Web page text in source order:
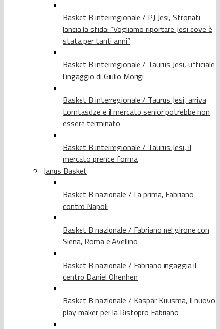
Basket B interregionale / PJ Jesi, Stronati
lancia la sfida: “Vogliamo riportare Jesi dove è
stata per tanti anni”
Basket B interregionale / Taurus Jesi, ufficiale
l’ingaggio di Giulio Morigi
Basket B interregionale / Taurus Jesi, arriva
Lomtasdze e il mercato senior potrebbe non
essere terminato
Basket B interregionale / Taurus Jesi, il
mercato prende forma
Janus Basket
Basket B nazionale / La prima, Fabriano
contro Napoli
Basket B nazionale / Fabriano nel girone con
Siena, Roma e Avellino
Basket B nazionale / Fabriano ingaggia il
centro Daniel Ohenhen
Basket B nazionale / Kaspar Kuusma, il nuovo
play maker per la Ristopro Fabriano